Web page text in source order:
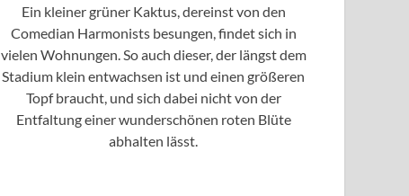
Ein kleiner grüner Kaktus, dereinst von den
Comedian Harmonists besungen, findet sich in
vielen Wohnungen. So auch dieser, der längst dem
Stadium klein entwachsen ist und einen größeren
Topf braucht, und sich dabei nicht von der
Entfaltung einer wunderschönen roten Blüte
abhalten lässt.